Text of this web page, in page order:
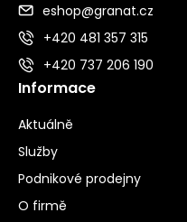
eshop@granat.cz
+420 481 357 315
+420 737 206 190
Informace
Aktuálně
Služby
Podnikové prodejny
O firmě